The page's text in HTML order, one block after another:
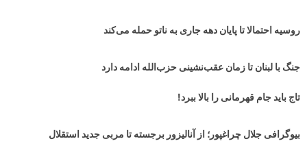
روسیه احتمالا تا پایان دهه جاری به ناتو حمله می‌کند
جنگ با لبنان تا زمان عقب‌نشینی حزب‌الله ادامه دارد
تاج باید جام قهرمانی را بالا ببرد!
بیوگرافی جلال چراغپور؛ از آنالیزور برجسته تا مربی جدید استقلال